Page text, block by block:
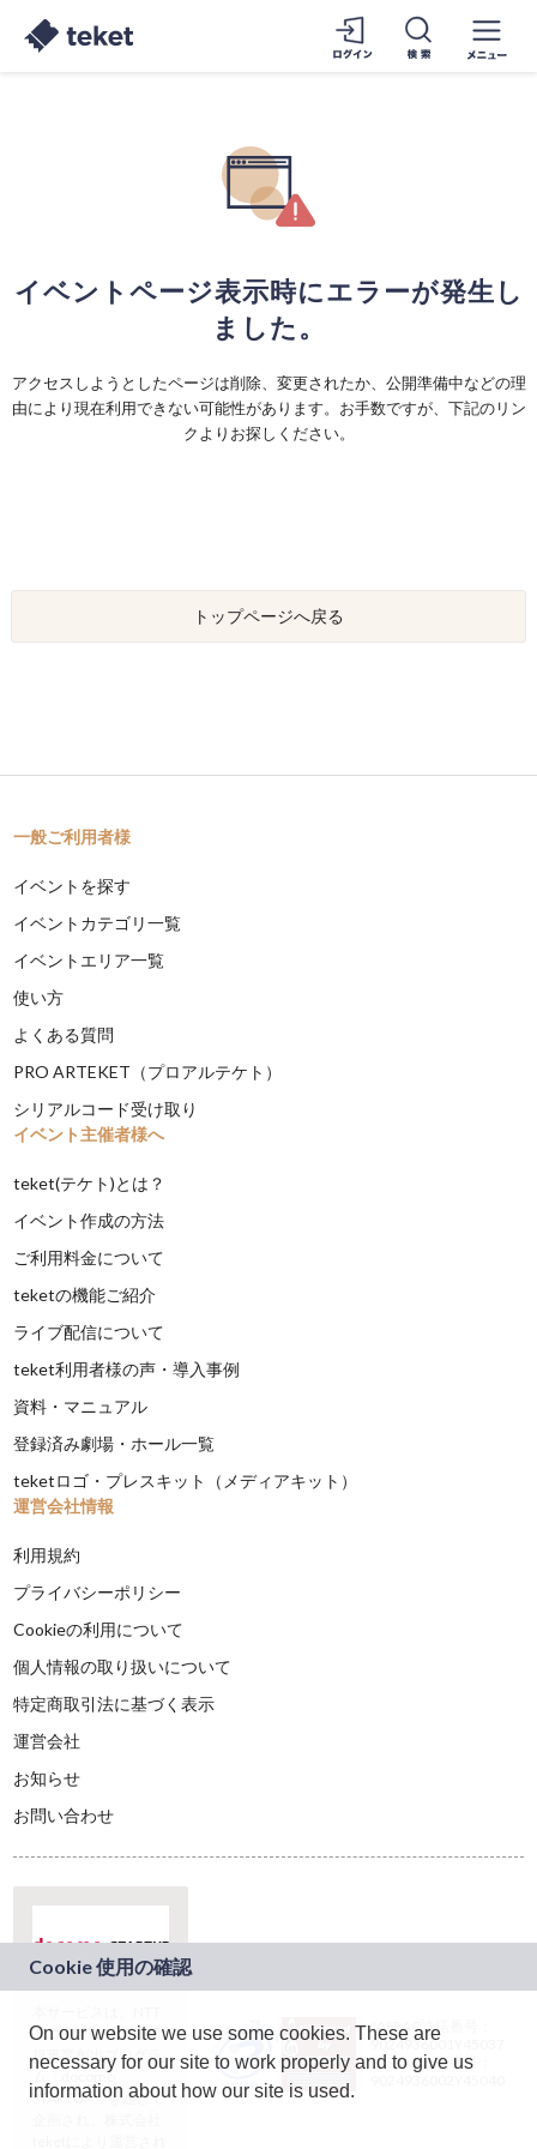
イベントページ表示時にエラーが発生し
ました。
アクセスしようとしたページは削除、変更されたか、公開準備中などの理
由により現在利用できない可能性があります。お手数ですが、下記のリン
クよりお探しください。
トップページへ戻る
一般ご利用者様
イベントを探す
イベントカテゴリ一覧
イベントエリア一覧
使い方
よくある質問
PRO ARTEKET（プロアルテケト）
シリアルコード受け取り
イベント主催者様へ
teket(テケト)とは？
イベント作成の方法
ご利用料金について
teketの機能ご紹介
ライブ配信について
teket利用者様の声・導入事例
資料・マニュアル
登録済み劇場・ホール一覧
teketロゴ・プレスキット（メディアキット）
運営会社情報
利用規約
プライバシーポリシー
Cookieの利用について
個人情報の取り扱いについて
特定商取引法に基づく表示
運営会社
お知らせ
お問い合わせ
ドコモグループの新
規事業創出プログラ
ム「docomo
STARTUP」を通じて
JASRAC許諾番号：
9024936001Y45037
JASRAC許諾番号：
On our website we use some cookies. These are
necessary for our site to work properly and to give us
information about how our site is used.